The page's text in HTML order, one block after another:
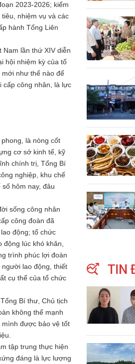
2023-2026; kiểm
nhiệm vụ và các
hành Tổng Liên
lần thứ XIV diễn
hội nhiệm kỳ của tổ
mới như thế nào để
cấp công nhân, là lực
là nòng cốt
cơ sở kinh tế, kỹ
chính trị, Tổng Bí
nghiệp, khu chế
hôm nay, đâu
sống công nhân
công đoàn đã
động; tổ chức
lúc khó khăn,
trình phúc lợi đoàn
lao động, thiết
cụ thể của tổ chức
Bí thư, Chủ tịch
không thể mạnh
mình được bảo vệ tốt
tập trung thực hiện
đáng là lực lượng
TIN